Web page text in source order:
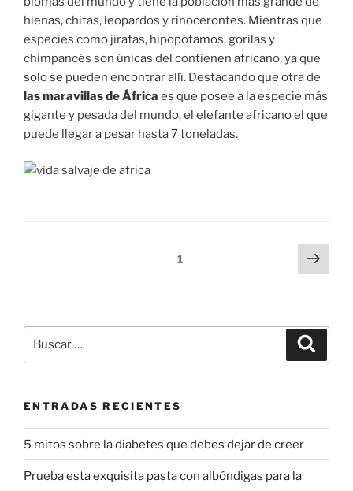
hienas, chitas, leopardos y rinocerontes. Mientras que
especies como jirafas, hipopótamos, gorilas y
chimpancés son únicas del contienen africano, ya que
solo se pueden encontrar allí. Destacando que otra de
las maravillas de África es que posee a la especie más
gigante y pesada del mundo, el elefante africano el que
puede llegar a pesar hasta 7 toneladas.
Página1
por:
ENTRADAS RECIENTES
5 mitos sobre la diabetes que debes dejar de creer
Prueba esta exquisita pasta con albóndigas para la